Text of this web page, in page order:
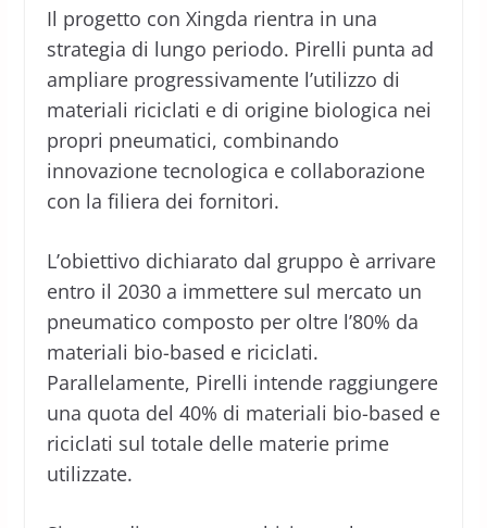
Il progetto con Xingda rientra in una
strategia di lungo periodo. Pirelli punta ad
ampliare progressivamente l’utilizzo di
materiali riciclati e di origine biologica nei
propri pneumatici, combinando
innovazione tecnologica e collaborazione
con la filiera dei fornitori.
L’obiettivo dichiarato dal gruppo è arrivare
entro il 2030 a immettere sul mercato un
pneumatico composto per oltre l’80% da
materiali bio-based e riciclati.
Parallelamente, Pirelli intende raggiungere
una quota del 40% di materiali bio-based e
riciclati sul totale delle materie prime
utilizzate.